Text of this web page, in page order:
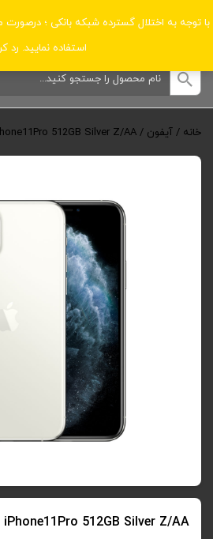
با توجه به اختلال گسترده شبکه بانکی ؛ درصورت
استفاده نمایید. رد
دسته‌بندی‌ها
خانه / آیفون /
512GB Silver Z/AA
iPhone11Pro 512GB Silver Z/AA